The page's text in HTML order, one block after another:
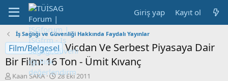
Giriş yap Kayıt ol
İş Sağlığı ve Güvenliği Hakkında Faydalı Yayınlar
Film/Belgesel Vicdan Ve Serbest Piyasaya Dair
Bir Film: 16 Ton - Ümit Kıvanç
K
Kaan SAKA
B
28 Eki 2011